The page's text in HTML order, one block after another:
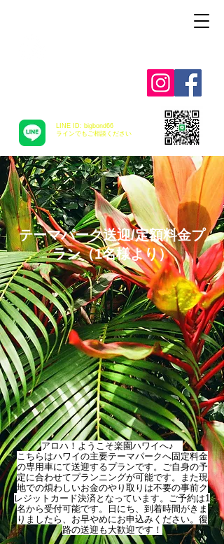
LINE ID: bigbond66
​ラインでもご相談ください
テーマパーク送迎/定額料金プ
ラン（1名様より）
アロハ！ようこそ楽園ハワイへ♪
こちらはハワイの主要テーマパークへ固定料金
の専用車にて送迎するプランです。ご自身の予
定に合わせてプランニングが可能です。
また現
地での煩わしいお金のやり取りは不要の事前ク
レジットカード決済となっています。ご予約は1
名から受付可能です。
日にち、到着時間がきま
りましたら、お早やめにお申込みください。復
路の送迎も大歓迎です！